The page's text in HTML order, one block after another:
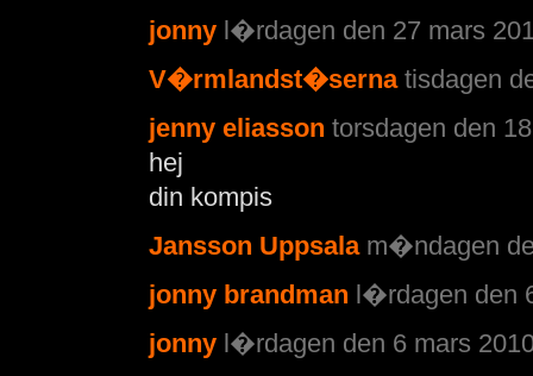
jonny l�rdagen den 27 mars
V�rmlandst�serna tisdagen
jenny eliasson torsdagen den
hej
din kompis
Jansson Uppsala m�ndagen
jonny brandman l�rdagen den
jonny l�rdagen den 6 mars